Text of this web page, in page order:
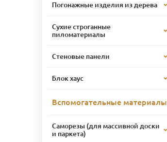
Погонажные изделия из дерева
Сухие строганные
пиломатериалы
Стеновые панели
Блок хаус
Вспомогательные материалы
Саморезы (для массивной доски
и паркета)